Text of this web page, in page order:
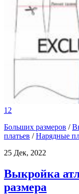
12
Больших размеров /
платьев /Нарядные
25 Дек, 2022
Выкройка
размера